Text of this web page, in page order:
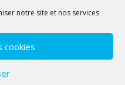
notre site et nos services
cookies
Envoi
Innovation Sociale